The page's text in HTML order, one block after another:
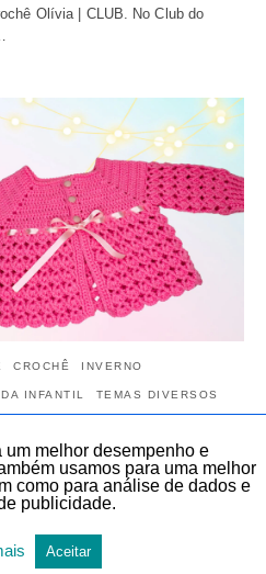
Olívia | CLUB. No Club do
CROCHÊ INVERNO
INFANTIL TEMAS DIVERSOS
Princesa para bebê |
crochê Princesa | CLUB. No Club
melhor desempenho e
usamos para uma melhor
como para análise de dados e
publicidade.
Aceitar